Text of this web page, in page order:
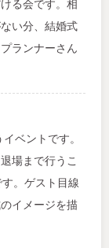
る会です。相
い分、結婚式
ランナーさん
ベントです。
場まで行うこ
。ゲスト目線
イメージを描